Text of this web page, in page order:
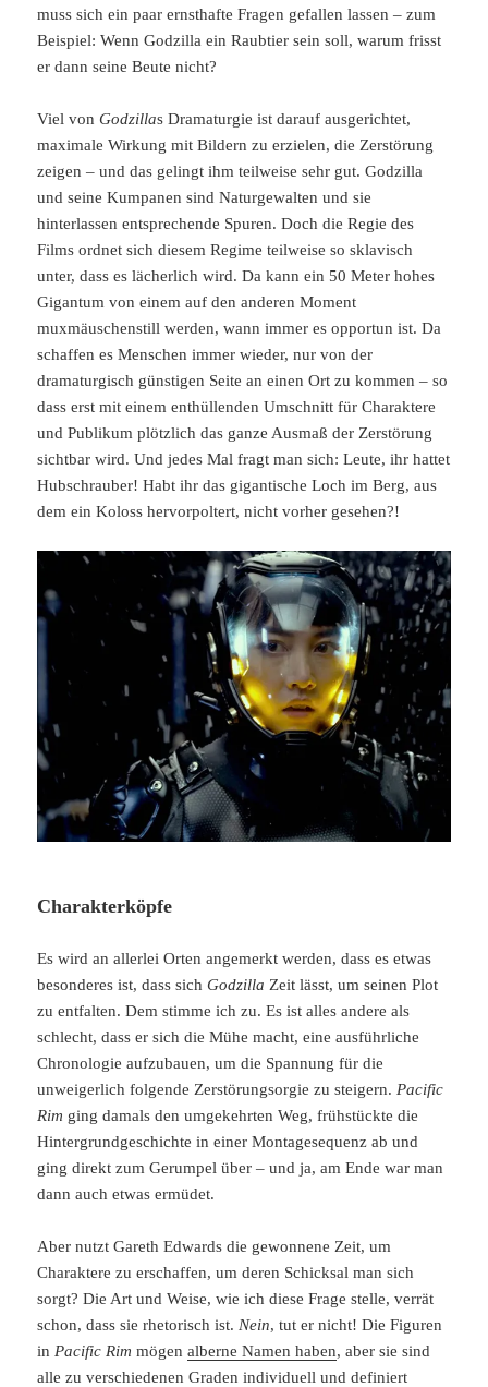
muss sich ein paar ernsthafte Fragen gefallen lassen – zum
Beispiel: Wenn Godzilla ein Raubtier sein soll, warum frisst
er dann seine Beute nicht?
Viel vonGodzillas Dramaturgie ist darauf ausgerichtet,
maximale Wirkung mit Bildern zu erzielen, die Zerstörung
zeigen – und das gelingt ihm teilweise sehr gut. Godzilla
und seine Kumpanen sind Naturgewalten und sie
hinterlassen entsprechende Spuren. Doch die Regie des
Films ordnet sich diesem Regime teilweise so sklavisch
unter, dass es lächerlich wird. Da kann ein 50 Meter hohes
Gigantum von einem auf den anderen Moment
muxmäuschenstill werden, wann immer es opportun ist. Da
schaffen es Menschen immer wieder, nur von der
dramaturgisch günstigen Seite an einen Ort zu kommen – so
dass erst mit einem enthüllenden Umschnitt für Charaktere
und Publikum plötzlich das ganze Ausmaß der Zerstörung
sichtbar wird. Und jedes Mal fragt man sich: Leute, ihr hattet
Hubschrauber! Habt ihr das gigantische Loch im Berg, aus
dem ein Koloss hervorpoltert, nicht vorher gesehen?!
Charakterköpfe
Es wird an allerlei Orten angemerkt werden, dass es etwas
besonderes ist, dass sichGodzilla Zeit lässt, um seinen Plot
zu entfalten. Dem stimme ich zu. Es ist alles andere als
schlecht, dass er sich die Mühe macht, eine ausführliche
Chronologie aufzubauen, um die Spannung für die
unweigerlich folgende Zerstörungsorgie zu steigern. Pacific
Rim ging damals den umgekehrten Weg, frühstückte die
Hintergrundgeschichte in einer Montagesequenz ab und
ging direkt zum Gerumpel über – und ja, am Ende war man
dann auch etwas ermüdet.
Aber nutzt Gareth Edwards die gewonnene Zeit, um
Charaktere zu erschaffen, um deren Schicksal man sich
sorgt? Die Art und Weise, wie ich diese Frage stelle, verrät
schon, dass sie rhetorisch ist. Nein, tut er nicht! Die Figuren
in Pacific Rim mögenalberne Namen haben, aber sie sind
alle zu verschiedenen Graden individuell und definiert